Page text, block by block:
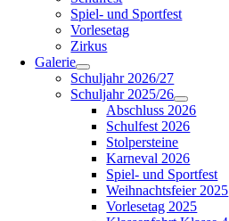
Spiel- und Sportfest
Vorlesetag
Zirkus
Galerie
Schuljahr 2026/27
Schuljahr 2025/26
Abschluss 2026
Schulfest 2026
Stolpersteine
Karneval 2026
Spiel- und Sportfest
Weihnachtsfeier 2025
Vorlesetag 2025